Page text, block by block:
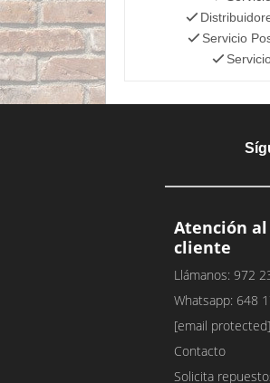
Servicio
Atención al
cliente
Llámanos: 972
Whatsapp: 648
[email protected]
Contacto
Solicita